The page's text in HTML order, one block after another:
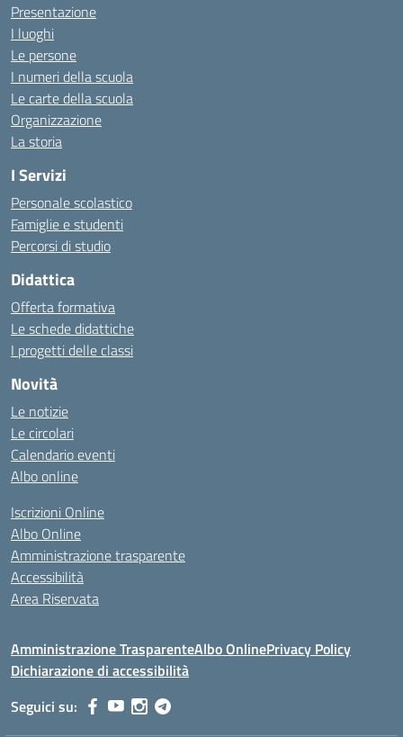
Presentazione
I luoghi
Le persone
I numeri della scuola
Le carte della scuola
Organizzazione
La storia
I Servizi
Personale scolastico
Famiglie e studenti
Percorsi di studio
Didattica
Offerta formativa
Le schede didattiche
I progetti delle classi
Novità
Le notizie
Le circolari
Calendario eventi
Albo online
Iscrizioni Online
Albo Online
Amministrazione trasparente
Accessibilità
Area Riservata
Amministrazione TrasparenteAlbo OnlinePrivacy Policy
Dichiarazione di accessibilità
Seguici su: